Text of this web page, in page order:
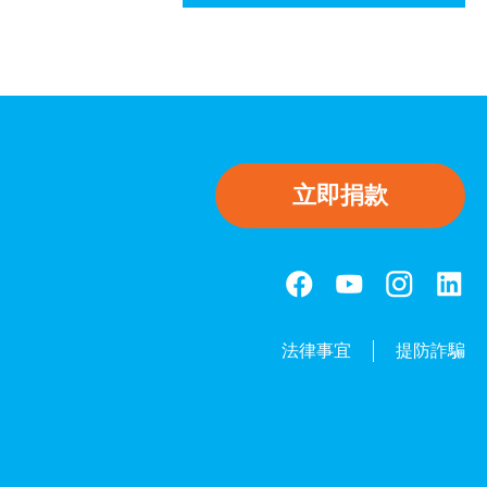
立即捐款
法律事宜 提防詐騙